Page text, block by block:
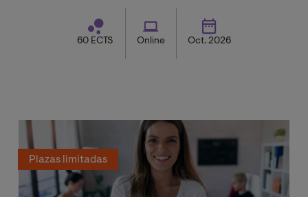
60 ECTS Online Oct. 2026
Plazas limitadas